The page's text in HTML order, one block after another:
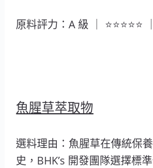
原料評力：A 級 ｜ ⭐⭐⭐⭐⭐
魚腥草萃取物
選料理由：魚腥草在傳統保
史，BHK’s 開發團隊選擇標